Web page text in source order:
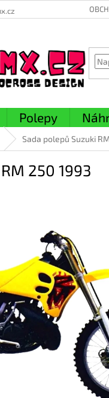
Polepy
Sada polepů Suzuki
250 1993